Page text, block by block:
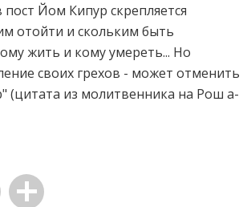
пост Йом Кипур скрепляется
отойти и скольким быть
жить и кому умереть... Но
своих грехов - может отменить
(цитата из молитвенника на Рош а-